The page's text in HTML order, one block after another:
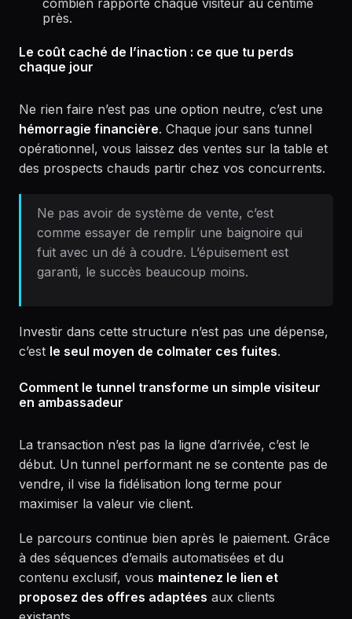
près.
Le coût caché de l’inaction : ce que tu perds
chaque jour
Ne rien faire n’est pas une option neutre, c’est une
hémorragie financière. Chaque jour sans tunnel
opérationnel, vous laissez des ventes sur la table et
des prospects chauds partir chez vos concurrents.
Ne pas avoir de système de vente, c’est
comme essayer de remplir une baignoire qui
fuit avec un dé à coudre. L’épuisement est
garanti, le succès beaucoup moins.
Investir dans cette structure n’est pas une dépense,
c’est le seul moyen de colmater ces fuites.
Comment le tunnel transforme un simple visiteur
en ambassadeur
La transaction n’est pas la ligne d’arrivée, c’est le
début. Un tunnel performant ne se contente pas de
vendre, il vise la fidélisation long terme pour
maximiser la valeur vie client.
Le parcours continue bien après le paiement. Grâce
à des séquences d’emails automatisées et du
contenu exclusif, vous maintenez le lien et
proposez des offres adaptées aux clients